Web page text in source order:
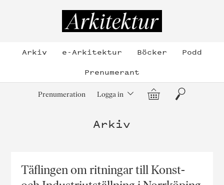
Arkiv e-Arkitektur Böcker
Podd
Prenumerant
Prenumeration Logga in Varukorg
Sök
Arkiv
Täflingen om ritningar till Konst-